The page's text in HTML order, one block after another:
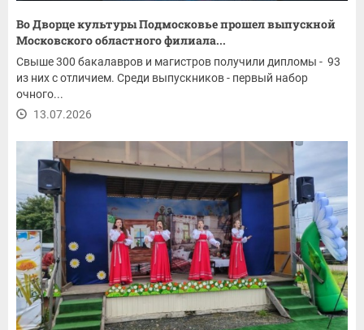
Во Дворце культуры Подмосковье прошел выпускной
Московского областного филиала...
Свыше 300 бакалавров и магистров получили дипломы - 93
из них с отличием. Среди выпускников - первый набор
очного...
13.07.2026